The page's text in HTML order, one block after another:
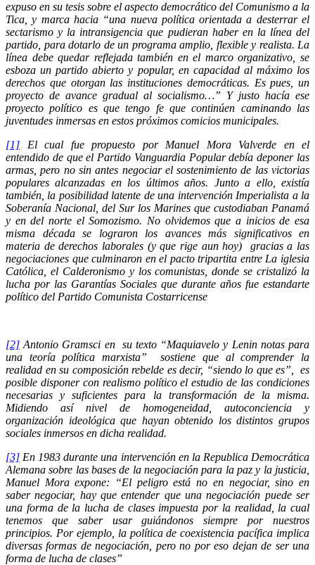
expuso en su tesis sobre el aspecto democrático del Comunismo a la
Tica, y marca hacia “una nueva política orientada a desterrar el
sectarismo y la intransigencia que pudieran haber en la línea del
partido, para dotarlo de un programa amplio, flexible y realista. La
línea debe quedar reflejada también en el marco organizativo, se
esboza un partido abierto y popular, en capacidad al máximo los
derechos que otorgan las instituciones democráticas. Es pues, un
proyecto de avance gradual al socialismo…” Y justo hacía ese
proyecto político es que tengo fe que continúen caminando las
juventudes inmersas en estos próximos comicios municipales.
[1]
El cual fue propuesto por Manuel Mora Valverde en el
entendido de que el Partido Vanguardia Popular debía deponer las
armas, pero no sin antes negociar el sostenimiento de las victorias
populares alcanzadas en los últimos años. Junto a ello, existía
también, la posibilidad latente de una intervención Imperialista a la
Soberanía Nacional, del Sur los Marines que custodiaban Panamá
y en del norte el Somozismo. No olvidemos que a inicios de esa
misma década se lograron los avances más significativos en
materia de derechos laborales (y que rige aun hoy) gracias a las
negociaciones que culminaron en el pacto tripartita entre La iglesia
Católica, el Calderonismo y los comunistas, donde se cristalizó la
lucha por las Garantías Sociales que durante años fue estandarte
político del Partido Comunista Costarricense
[2] Antonio Gramsci en su texto “Maquiavelo y Lenin notas para
una teoría política marxista” sostiene que al comprender la
realidad en su composición rebelde es decir, “siendo lo que es”, es
posible disponer con realismo político el estudio de las condiciones
necesarias y suficientes para la transformación de la misma.
Midiendo así nivel de homogeneidad, autoconciencia y
organización ideológica que hayan obtenido los distintos grupos
sociales inmersos en dicha realidad.
[3] En 1983 durante una intervención en la Republica Democrática
Alemana sobre las bases de la negociación para la paz y la justicia,
Manuel Mora expone: “El peligro está no en negociar, sino en
saber negociar, hay que entender que una negociación puede ser
una forma de la lucha de clases impuesta por la realidad, la cual
tenemos que saber usar guiándonos siempre por nuestros
principios. Por ejemplo, la política de coexistencia pacífica implica
diversas formas de negociación, pero no por eso dejan de ser una
forma de lucha de clases”